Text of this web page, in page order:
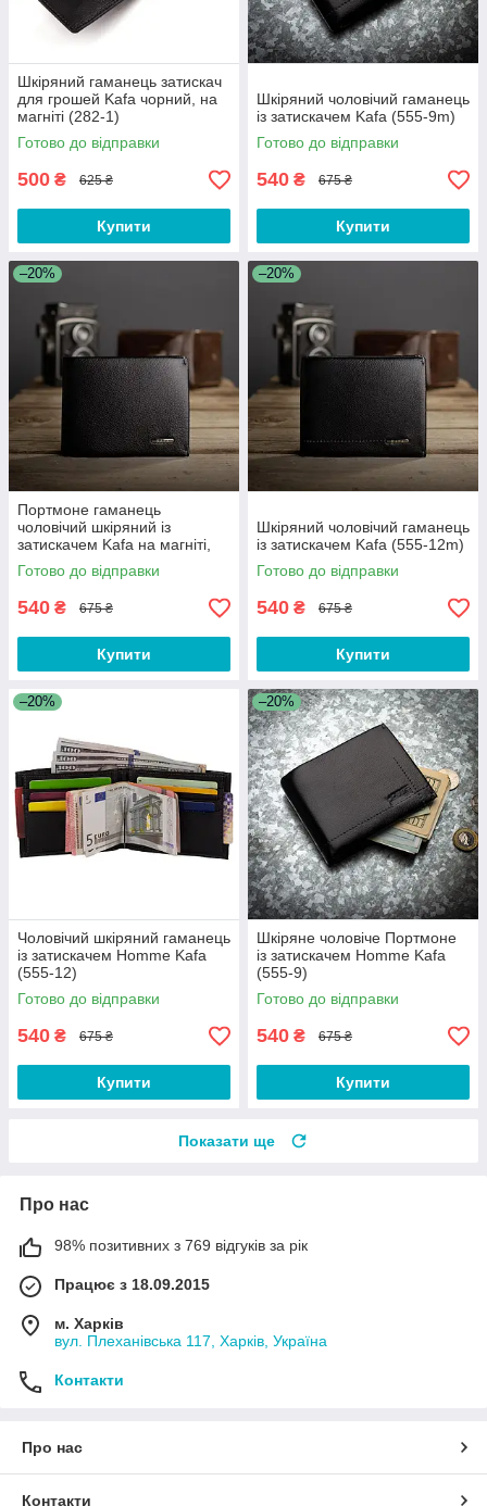
Шкіряний гаманець затискач
для грошей Kafa чорний, на
магніті (282-1)
Готово до відправки
500 ₴ 625 ₴
Купити
Шкіряний чоловічий гаманець
із затискачем Kafa (555-9m)
Готово до відправки
540 ₴ 675 ₴
Купити
–20%
Портмоне гаманець
чоловічий шкіряний із
затискачем Kafa на магніті,
чорний (555-10m)
Готово до відправки
540 ₴ 675 ₴
Купити
–20%
Шкіряний чоловічий гаманець
із затискачем Kafa (555-12m)
Готово до відправки
540 ₴ 675 ₴
Купити
–20%
Чоловічий шкіряний гаманець
із затискачем Homme Kafa
(555-12)
Готово до відправки
540 ₴ 675 ₴
Купити
–20%
Шкіряне чоловіче Портмоне
із затискачем Homme Kafa
(555-9)
Готово до відправки
540 ₴ 675 ₴
Купити
Показати ще
Про нас
98% позитивних з 769 відгуків за рік
Працює з 18.09.2015
м. Харків
вул. Плеханівська 117, Харків, Україна
Контакти
Про нас
Контакти